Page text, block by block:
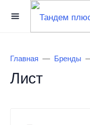
Главная Бренды
Лист